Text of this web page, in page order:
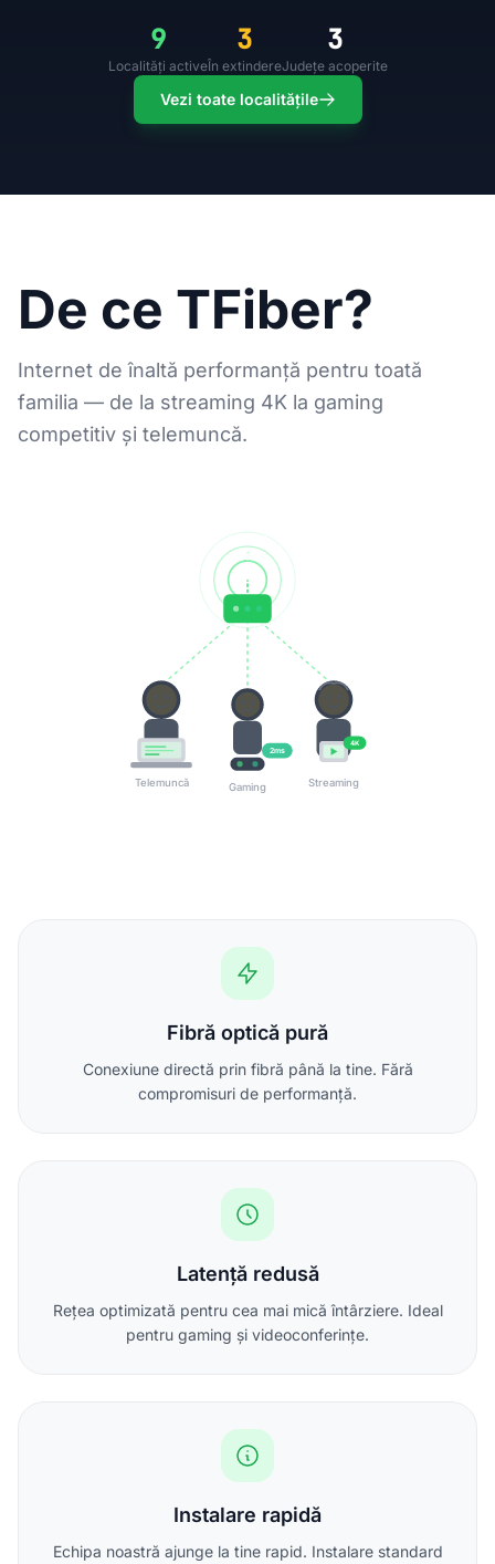
9
Localități active
3
În extindere
3
Județe acoperite
Vezi toate localitățile
De ce TFiber?
Internet de înaltă performanță pentru toată
familia — de la streaming 4K la gaming
competitiv și telemuncă.
Telemuncă
2ms
Gaming
4K
Streaming
Fibră optică pură
Conexiune directă prin fibră până la tine. Fără
compromisuri de performanță.
Latență redusă
Rețea optimizată pentru cea mai mică întârziere. Ideal
pentru gaming și videoconferințe.
Instalare rapidă
Echipa noastră ajunge la tine rapid. Instalare standard